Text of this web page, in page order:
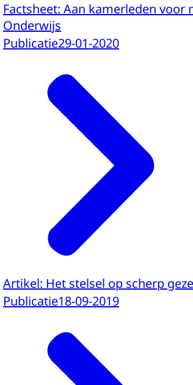
Factsheet: Aan kamerleden
Onderwijs
Publicatie29-01-2020
Artikel: Het stelsel op scherp
Publicatie18-09-2019